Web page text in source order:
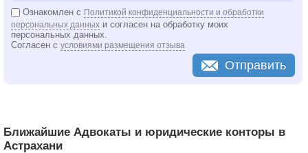
Ознакомлен с Политикой конфиденциальности и обработки
персональных данных и согласен на обработку моих
персональных данных.
Согласен с условиями размещения отзыва
Отправить
Ближайшие Адвокаты и юридические конторы в
Астрахани